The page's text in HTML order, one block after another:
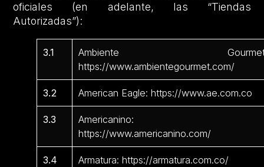
oficiales (en adelante, las “Tiendas
Autorizadas”):
3.1
Ambiente
https://www.ambientegourmet.com/
3.2 American Eagle: https://www.ae.com.co
3.3
Americanino:
https://www.americanino.com/
3.4 Armatura: https://armatura.com.co/